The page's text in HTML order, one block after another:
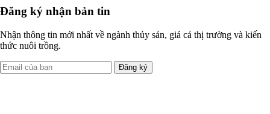
Đăng ký nhận bản tin
Nhận thông tin mới nhất về ngành thủy sản, giá cả thị trường và kiến
thức nuôi trồng.
Đăng ký